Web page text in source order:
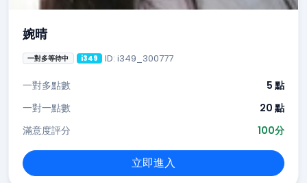
婉晴
一對多等待中 i349 ID: i349_300777
一對多點數
5 點
一對一點數
20 點
滿意度評分
100分
立即進入